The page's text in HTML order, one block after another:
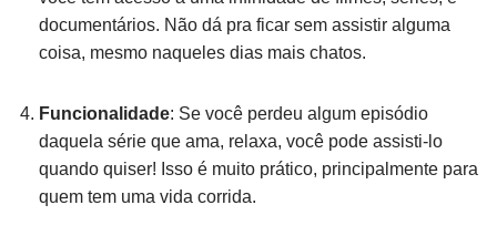
documentários. Não dá pra ficar sem assistir alguma
coisa, mesmo naqueles dias mais chatos.
Funcionalidade: Se você perdeu algum episódio
daquela série que ama, relaxa, você pode assisti-lo
quando quiser! Isso é muito prático, principalmente para
quem tem uma vida corrida.